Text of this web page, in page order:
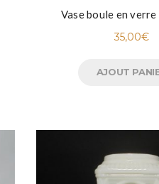
Vase boule en
35,00€
AJOUT